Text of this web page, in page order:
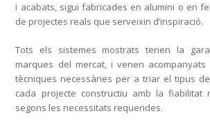
i acabats, sigui fabricades en alumini o en
de projectes reals que serveixin d’inspiració.
Tots els sistemes mostrats tenen la
marques del mercat, i venen
tècniques necessàries per a triar el tipus
cada projecte constructiu amb la fiabilitat
segons les necessitats requerides.